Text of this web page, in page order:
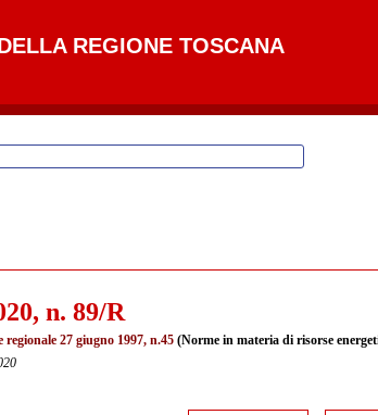
REGIONE TOSCANA
n. 89/R
regionale 27 giugno 1997, n.45 (Norme in materia di risorse